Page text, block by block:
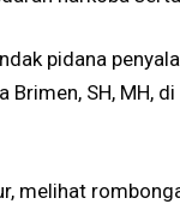
pidana
SH, MH,
melihat